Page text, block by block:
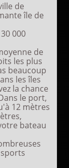
de
île de
000
de
les plus
beaucoup
les îles
la chance
le port,
12 mètres
bateau